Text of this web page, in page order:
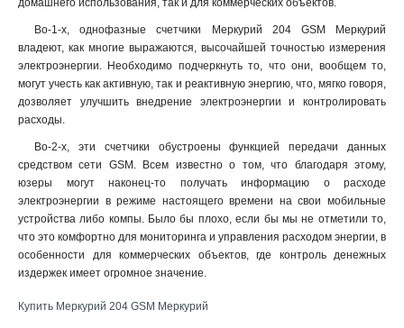
домашнего использования, так и для коммерческих объектов.
Во-1-х, однофазные счетчики Меркурий 204 GSM Меркурий
владеют, как многие выражаются, высочайшей точностью измерения
электроэнергии. Необходимо подчеркнуть то, что они, вообщем то,
могут учесть как активную, так и реактивную энергию, что, мягко говоря,
дозволяет улучшить внедрение электроэнергии и контролировать
расходы.
Во-2-х, эти счетчики обустроены функцией передачи данных
средством сети GSM. Всем известно о том, что благодаря этому,
юзеры могут наконец-то получать информацию о расходе
электроэнергии в режиме настоящего времени на свои мобильные
устройства либо компы. Было бы плохо, если бы мы не отметили то,
что это комфортно для мониторинга и управления расходом энергии, в
особенности для коммерческих объектов, где контроль денежных
издержек имеет огромное значение.
Купить Меркурий 204 GSM Меркурий